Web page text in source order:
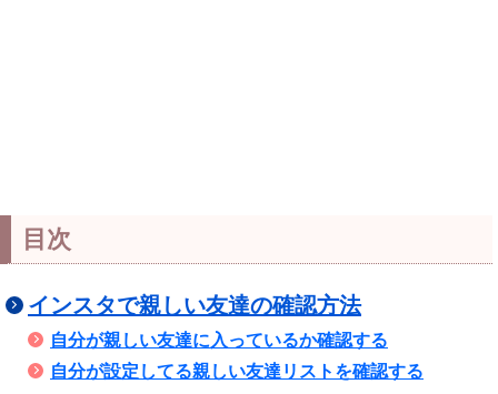
目次
インスタで親しい友達の確認方法
自分が親しい友達に入っているか確認する
自分が設定してる親しい友達リストを確認する